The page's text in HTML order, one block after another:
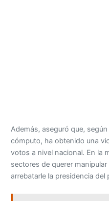
Además, aseguró que,
cómputo, ha obtenido una
votos a nivel nacional. En la
sectores de querer
arrebatarle la presidencia del